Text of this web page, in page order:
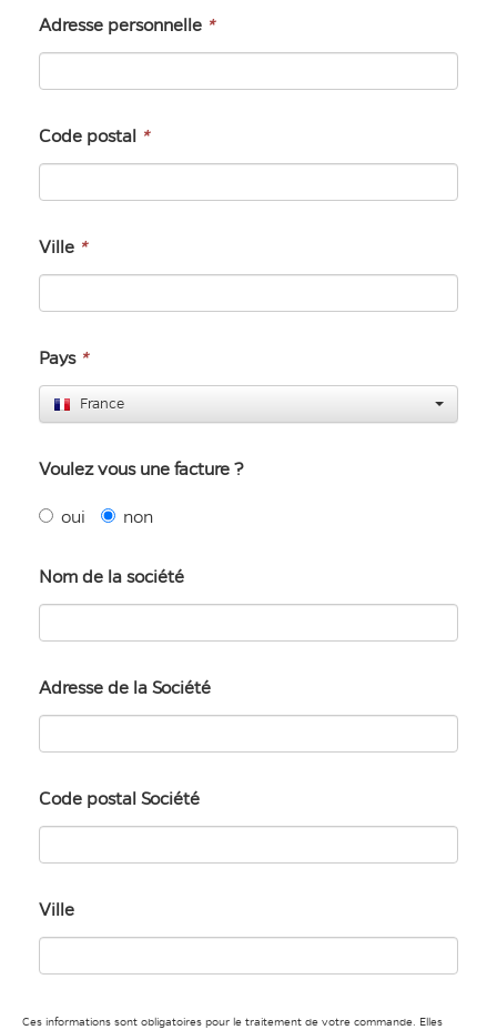
Adresse personnelle *
Code postal *
Ville *
Pays *
France
Voulez vous une facture ?
oui non
Nom de la société
Adresse de la Société
Code postal Société
Ville
Ces informations sont obligatoires pour le traitement de votre commande. Elles